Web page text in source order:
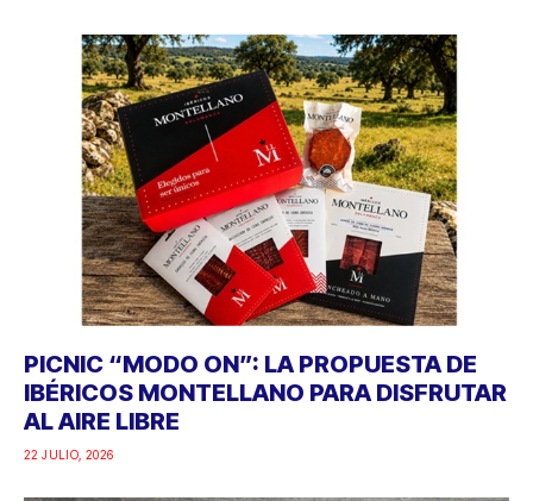
PICNIC “MODO ON”: LA PROPUESTA DE
IBÉRICOS MONTELLANO PARA DISFRUTAR
AL AIRE LIBRE
22 JULIO, 2026